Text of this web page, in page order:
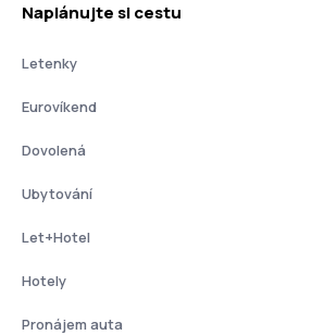
Naplánujte si cestu
Letenky
Eurovíkend
Dovolená
Ubytování
Let+Hotel
Hotely
Pronájem auta